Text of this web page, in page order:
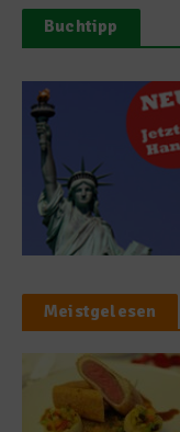
Buchtipp
Meistgelesen